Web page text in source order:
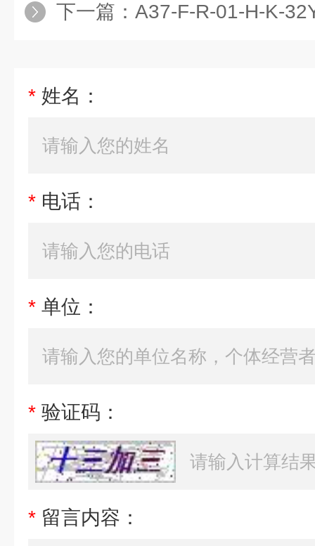
下一篇： A37-F-R-01-H-K-
* 姓名：
* 电话：
* 单位：
* 验证码：
* 留言内容：